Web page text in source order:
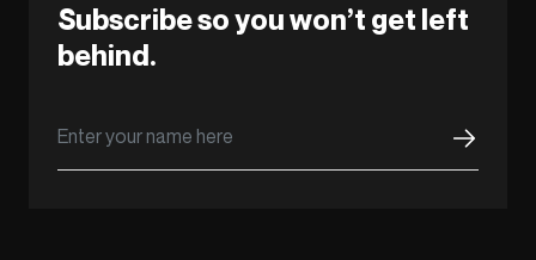
Subscribe so you won’t get left
behind.